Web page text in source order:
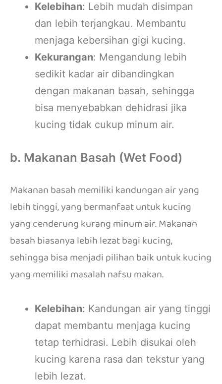
Kelebihan: Lebih mudah disimpan
dan lebih terjangkau. Membantu
menjaga kebersihan gigi kucing.
Kekurangan: Mengandung lebih
sedikit kadar air dibandingkan
dengan makanan basah, sehingga
bisa menyebabkan dehidrasi jika
kucing tidak cukup minum air.
b. Makanan Basah (Wet Food)
Makanan basah memiliki kandungan air yang
lebih tinggi, yang bermanfaat untuk kucing
yang cenderung kurang minum air. Makanan
basah biasanya lebih lezat bagi kucing,
sehingga bisa menjadi pilihan baik untuk kucing
yang memiliki masalah nafsu makan.
Kelebihan: Kandungan air yang tinggi
dapat membantu menjaga kucing
tetap terhidrasi. Lebih disukai oleh
kucing karena rasa dan tekstur yang
lebih lezat.